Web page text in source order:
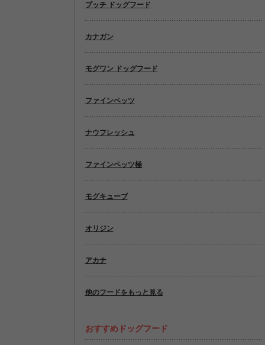
ブッチ ドッグフード
カナガン
モグワン ドッグフード
ファインペッツ
ナウフレッシュ
ファインペッツ極
モグキューブ
オリジン
アカナ
他のフードをもっと見る
おすすめドッグフード